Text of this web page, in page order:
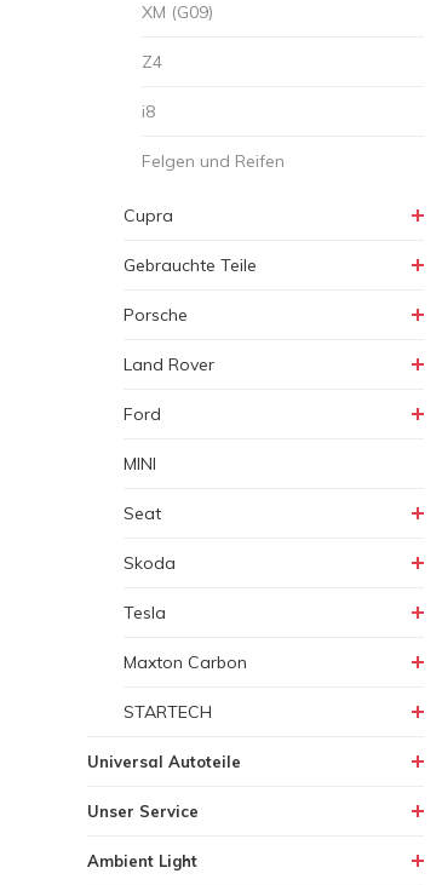
XM (G09)
Z4
i8
Felgen und Reifen
Cupra
Gebrauchte Teile
Porsche
Land Rover
Ford
MINI
Seat
Skoda
Tesla
Maxton Carbon
STARTECH
Universal Autoteile
Unser Service
Ambient Light